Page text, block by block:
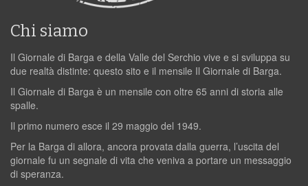
Chi siamo
Il Giornale di Barga e della Valle del Serchio vive e si sviluppa su
due realtà distinte: questo sito e il mensile Il Giornale di Barga.
Il Giornale di Barga è un mensile con oltre 65 anni di storia alle
spalle.
Il primo numero esce il 29 maggio del 1949.
Per la Barga di allora, ancora provata dalla guerra, l’uscita del
giornale fu un segnale di vita che veniva a portare un messaggio
di speranza.